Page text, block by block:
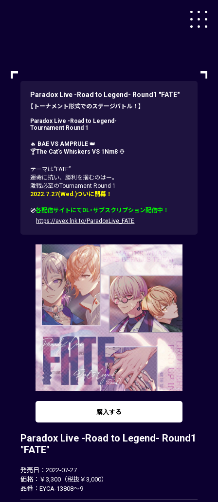
Paradox Live -Road to Legend- Round1 "FATE"
【トーナメント形式でのステージバトル！】
Paradox Live -Road to Legend-
Tournament Round 1
🔥 BAE VS AMPRULE👑
🍸The Cat's Whiskers VS 1Nm8 ♾
テーマは“FATE”
運命に抗い、勝利を掴むのはー。
激戦必至のTournament Round 1
2022.7.27(Wed.)ついに開幕！
💿各配信サイトにてDL・サブスクリプション配信中！
https://avex.lnk.to/ParadoxLive_FATE
購入する
Paradox Live -Road to Legend- Round1
"FATE"
発売日：2022-07-27
価格：￥3,300（税抜￥3,000）
品番：EYCA-13808～9